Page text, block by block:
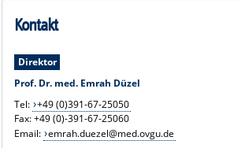
Kontakt
Direktor
Prof. Dr. med. Emrah Düzel
Tel: +49 (0)391-67-25050
Fax: +49 (0)-391-67-25060
Email: emrah.duezel@med.ovgu.de